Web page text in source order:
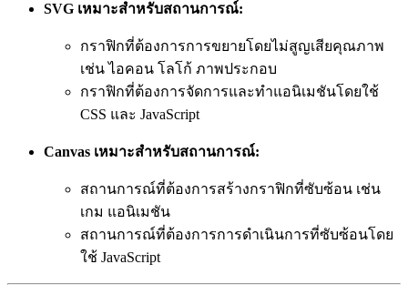
SVG เหมาะสำหรับสถานการณ์:
กราฟิกที่ต้องการการขยายโดยไม่สูญเสียคุณภาพ
เช่น ไอคอน โลโก้ ภาพประกอบ
กราฟิกที่ต้องการจัดการและทำแอนิเมชันโดยใช้
CSS และ JavaScript
Canvas เหมาะสำหรับสถานการณ์:
สถานการณ์ที่ต้องการสร้างกราฟิกที่ซับซ้อน เช่น
เกม แอนิเมชัน
สถานการณ์ที่ต้องการการดำเนินการที่ซับซ้อนโดย
ใช้ JavaScript